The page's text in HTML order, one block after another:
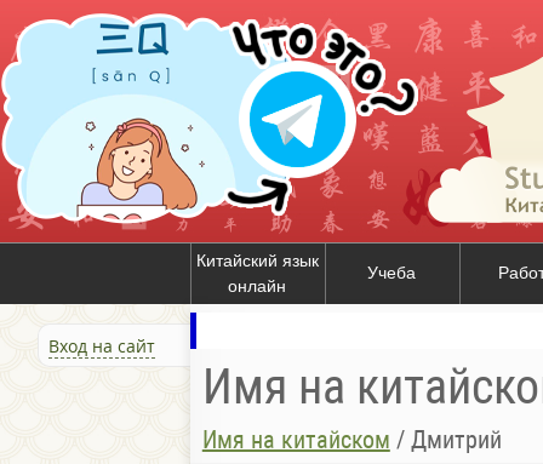
Китайский язык
онлайн
Учеба
Вход на сайт
Имя на
Имя на китайском / Дмитрий